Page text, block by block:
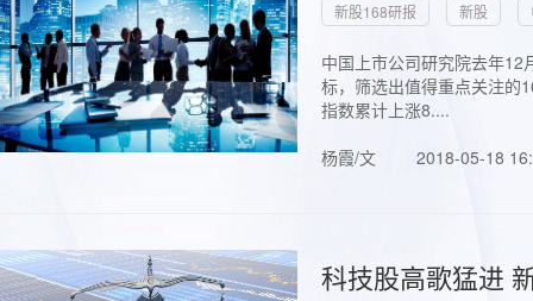
新股168研报 新股
中国上市公司研究院去年
标，筛选出值得重点关注的
指数累计上涨8....
杨霞/文
2018-05-18
科技股高歌猛进